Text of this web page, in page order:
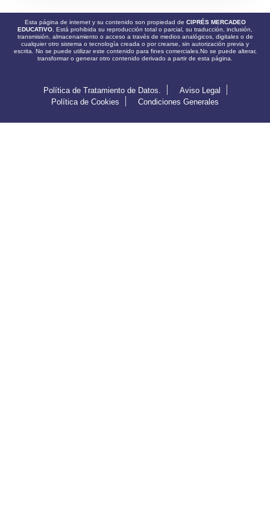
Esta página de internet y su contenido son propiedad de CIPRÉS MERCADEO
EDUCATIVO. Está prohibida su reproducción total o parcial, su traducción, inclusión,
transmisión, almacenamiento o acceso a través de medios analógicos, digitales o de
cualquier otro sistema o tecnología creada o por crearse, sin autorización previa y
escrita. No se puede utilizar este contenido para fines comerciales.No se puede alterar,
transformar o generar otro contenido derivado a partir de esta página.
Política de Tratamiento de Datos.
Aviso Legal
Política de Cookies
Condiciones Generales